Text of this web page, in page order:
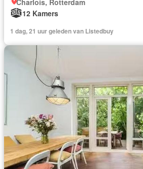
Charlois, Rotterdam
12 Kamers
1 dag, 21 uur geleden van Listedbuy